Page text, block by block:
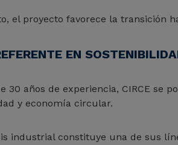
el proyecto favorece la transición
EN
30 años de experiencia, CIRCE se
y economía circular.
industrial constituye una de sus